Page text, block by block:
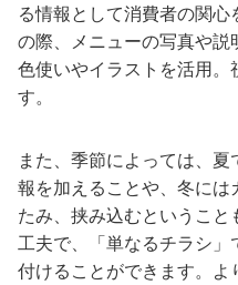
る情報として消費者の関心
の際、メニューの写真や
色使いやイラストを活用
す。
また、季節によっては、
報を加えることや、冬には
たみ、挟み込むというこ
工夫で、「単なるチラシ
付けることができます。